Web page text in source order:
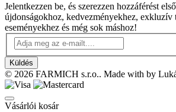
Jelentkezzen be, és szerezzen hozzáférést
újdonságokhoz, kedvezményekhez, exkluzív
eseményekhez és még sok máshoz!
Küldés
© 2026 FARMICH s.r.o.. Made with by
Vásárlói kosár